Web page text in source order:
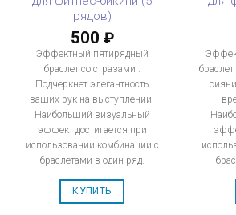
рядов)
500 ₽
Эффектный пятирядный
браслет со стразами .
Подчеркнет элегантность
ваших рук на выступлении.
Наибольший визуальный
эффект достигается при
использовании комбинации с
браслетами в один ряд.
КУПИТЬ